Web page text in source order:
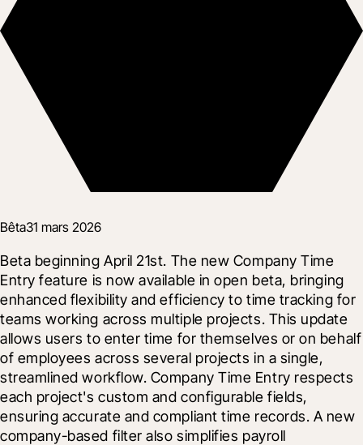
Bêta31 mars 2026
Beta beginning April 21st. The new Company Time
Entry feature is now available in open beta, bringing
enhanced flexibility and efficiency to time tracking for
teams working across multiple projects. This update
allows users to enter time for themselves or on behalf
of employees across several projects in a single,
streamlined workflow. Company Time Entry respects
each project's custom and configurable fields,
ensuring accurate and compliant time records. A new
company-based filter also simplifies payroll